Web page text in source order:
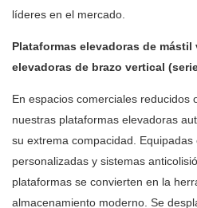
líderes en el mercado.
Plataformas elevadoras de
elevadoras de brazo vertical
En espacios comerciales reducidos
nuestras plataformas elevadoras
su extrema compacidad.
personalizadas y sistemas
plataformas se convierten en la
almacenamiento moderno. Se